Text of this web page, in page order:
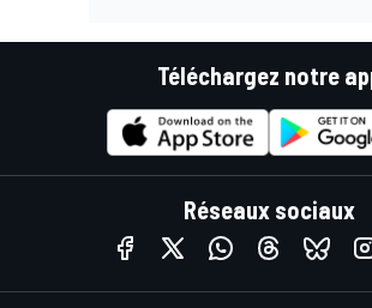
Téléchargez notre
Réseaux sociaux